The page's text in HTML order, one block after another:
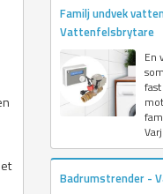
Familj undvek
Vattenfelsbrytare
En
Badrumstrender -